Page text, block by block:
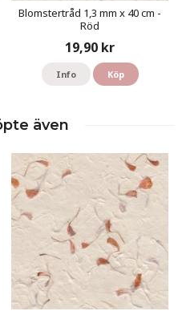
Blomstertråd 1,3 mm x 40 cm -
Röd
19,90 kr
Info Köp
även